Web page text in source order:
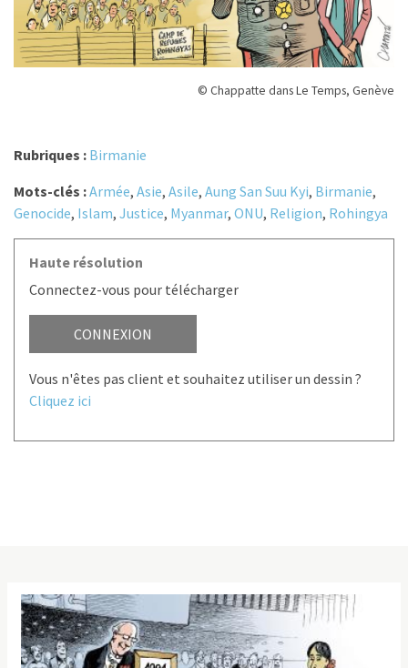
© Chappatte dans Le Temps, Genève
Rubriques : Birmanie
Mots-clés :Armée, Asie, Asile, Aung San Suu Kyi, Birmanie,
Genocide, Islam, Justice, Myanmar, ONU, Religion, Rohingya
Haute résolution
Connectez-vous pour télécharger
CONNEXION
Vous n'êtes pas client et souhaitez utiliser un dessin ?
Cliquez ici